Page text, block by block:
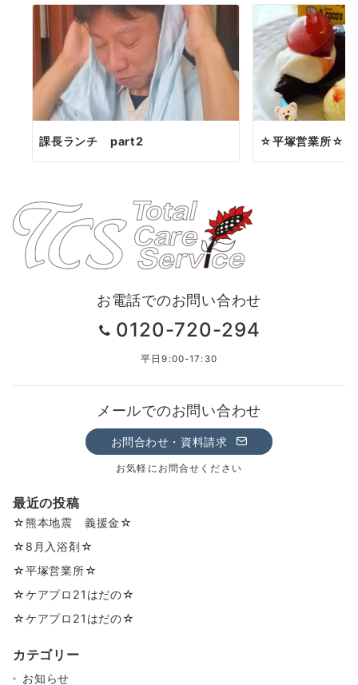
課長ランチ part2 ☆平塚営業所☆
お電話でのお問い合わせ
0120-720-294
平日9:00-17:30
メールでのお問い合わせ
お問合わせ・資料請求
お気軽にお問合せください
最近の投稿
☆熊本地震 義援金☆
☆8月入浴剤☆
☆平塚営業所☆
☆ケアプロ21はだの☆
☆ケアプロ21はだの☆
カテゴリー
お知らせ